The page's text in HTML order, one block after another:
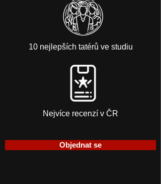
10 nejlepších tatérů ve studiu
Nejvíce recenzí v ČR
Objednat se